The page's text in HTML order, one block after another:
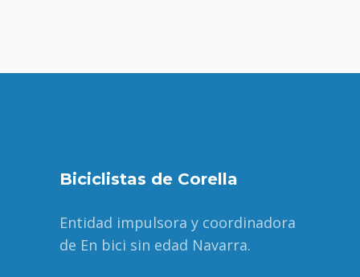
Biciclistas de Corella
Entidad impulsora y coordinadora
de En bici sin edad Navarra.